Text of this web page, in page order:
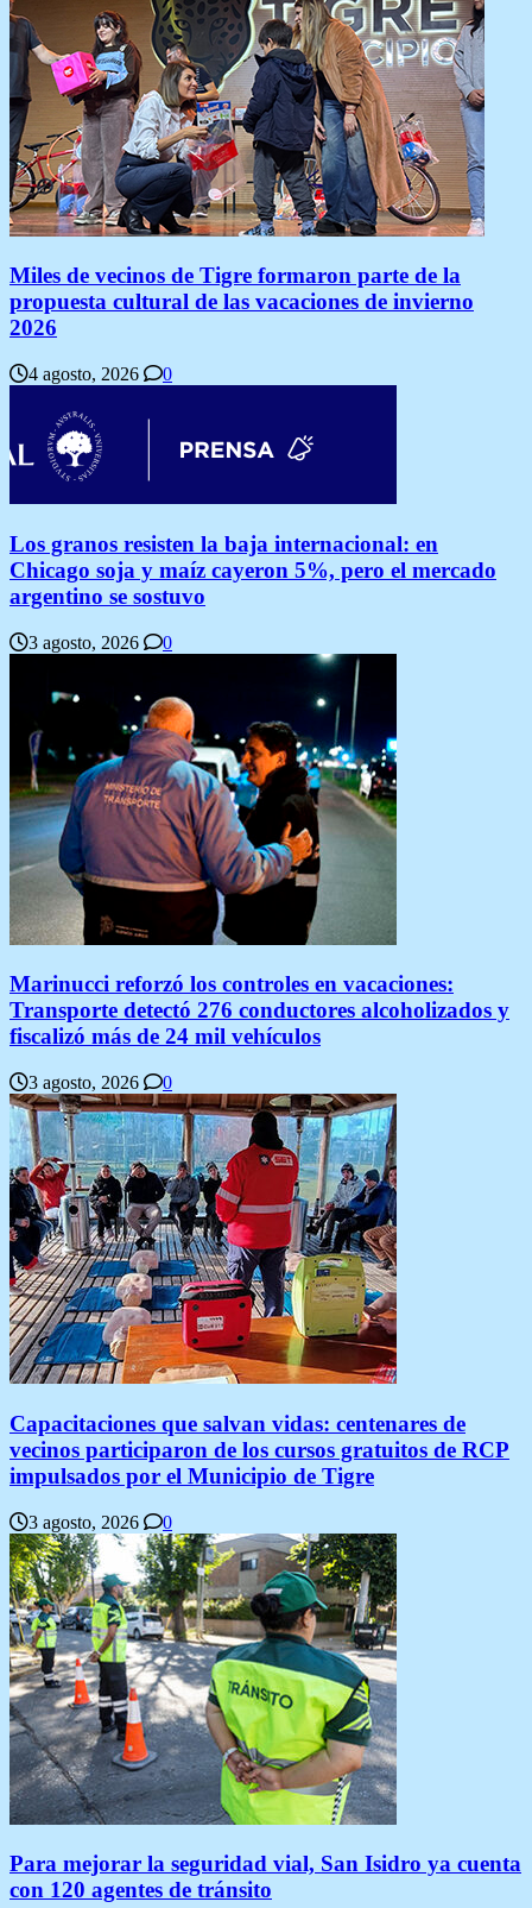
Miles de vecinos de Tigre formaron parte de la
propuesta cultural de las vacaciones de invierno
2026
4 agosto, 2026 0
Los granos resisten la baja internacional: en
Chicago soja y maíz cayeron 5%, pero el mercado
argentino se sostuvo
3 agosto, 2026 0
Marinucci reforzó los controles en vacaciones:
Transporte detectó 276 conductores alcoholizados y
fiscalizó más de 24 mil vehículos
3 agosto, 2026 0
Capacitaciones que salvan vidas: centenares de
vecinos participaron de los cursos gratuitos de RCP
impulsados por el Municipio de Tigre
3 agosto, 2026 0
Para mejorar la seguridad vial, San Isidro ya cuenta
con 120 agentes de tránsito